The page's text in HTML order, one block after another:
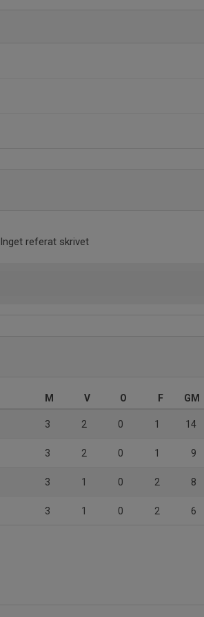
Inget referat skrivet
M V O F GM
3 2 0 1 14
3 2 0 1 9
3 1 0 2 8
3 1 0 2 6